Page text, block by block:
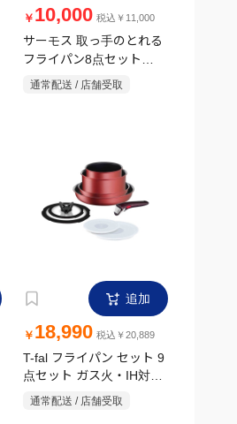
￥ 10,000 税込￥11,000
サーモス 取っ手のとれる
フライパン8点セット
IH・ガス対応
通常配送 / 店舗受取
追加
￥ 18,990 税込￥20,889
T-fal フライパン セット 9
点セット ガス火・IH対応
通常配送 / 店舗受取